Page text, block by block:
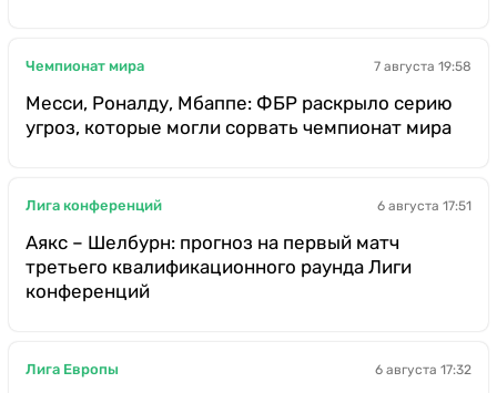
Чемпионат мира 7 августа 19:58
Месси, Роналду, Мбаппе: ФБР раскрыло серию
угроз, которые могли сорвать чемпионат мира
Лига конференций 6 августа 17:51
Аякс – Шелбурн: прогноз на первый матч
третьего квалификационного раунда Лиги
конференций
Лига Европы 6 августа 17:32